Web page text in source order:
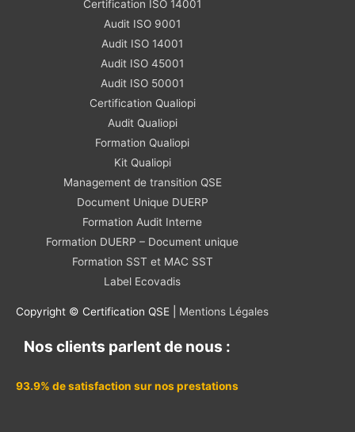
Certification ISO 14001
Audit ISO 9001
Audit ISO 14001
Audit ISO 45001
Audit ISO 50001
Certification Qualiopi
Audit Qualiopi
Formation Qualiopi
Kit Qualiopi
Management de transition QSE
Document Unique DUERP
Formation Audit Interne
Formation DUERP – Document unique
Formation SST et MAC SST
Label Ecovadis
Copyright © Certification QSE | Mentions Légales
Nos clients parlent de nous :
93.9% de satisfaction sur nos prestations